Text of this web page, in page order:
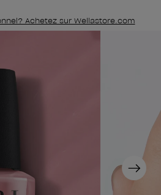
Achetez sur Wellastore.com
Next